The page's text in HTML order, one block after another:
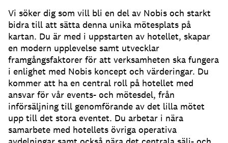
Vi söker dig som vill bli en del av Nobis och starkt
bidra till att sätta denna unika mötesplats på
kartan. Du är med i uppstarten av hotellet, skapar
en modern upplevelse samt utvecklar
framgångsfaktorer för att verksamheten ska fungera
i enlighet med Nobis koncept och värderingar. Du
kommer att ha en central roll på hotellet med
ansvar för vår events- och mötesdel, från
införsäljning till genomförande av det lilla mötet
upp till det stora eventet. Du arbetar i nära
samarbete med hotellets övriga operativa